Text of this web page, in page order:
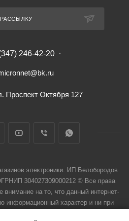
246-42-20
Проспект Октября 127
электроники. ИП Белобородов
304027309000212 © Все права
на то, что данный интернет-
информационный характер и ни при